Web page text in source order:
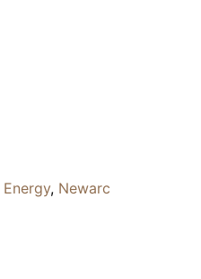
Energy, Newarc